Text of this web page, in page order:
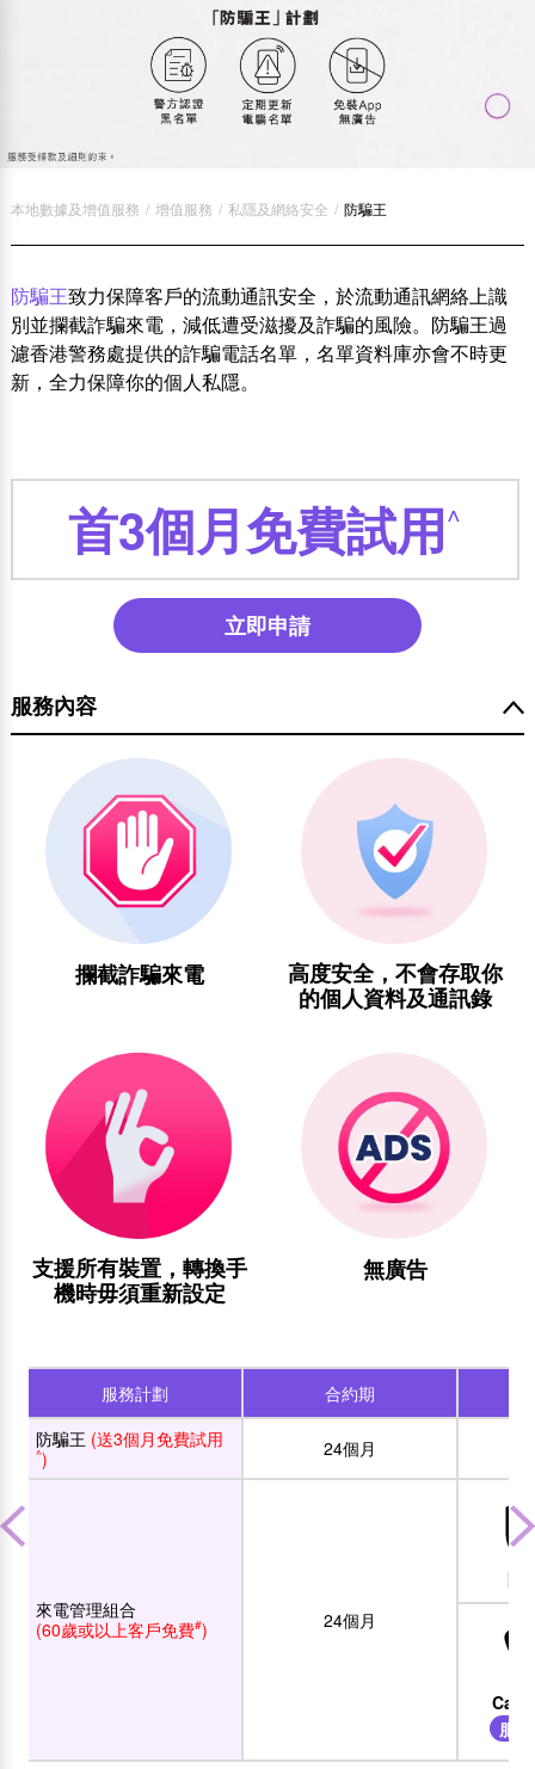
本地數據及增值服務 / 增值服務 / 私隱及網絡安全 / 防騙王
防騙王致力保障客戶的流動通訊安全，於流動通訊網絡上識
別並攔截詐騙來電，減低遭受滋擾及詐騙的風險。防騙王過
濾香港警務處提供的詐騙電話名單，名單資料庫亦會不時更
新，全力保障你的個人私隱。
首3個月免費試用^
立即申請
服務內容
攔截詐騙來電
高度安全，不會存取你
的個人資料及通訊錄
支援所有裝置，轉換手
機時毋須重新設定
無廣告
服務計劃
合約期
防騙王 (送3個月免費試用
^) 24個月
來電管理組合
(60歲或以上客戶免費#) 24個月
防
Call
服